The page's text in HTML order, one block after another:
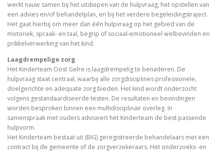
werkt nauw samen bij het uitdiepen van de hulpvraag, het opstellen van
een advies en/of behandelplan, en bij het verdere begeleidingstraject.
Het gaat hierbij om meer dan één hulpvraag op het gebied van de
motoriek, spraak- en taal, begrip of sociaal-emotioneel welbevinden en
prikkelverwerking van het kind.
Laagdrempelige zorg
Het Kinderteam Oost Gelre is laagdrempelig te benaderen. De
hulpvraag staat centraal, waarbij alle zorgdisciplines professionele,
doelgerichte en adequate zorg bieden. Het kind wordt onderzocht
volgens gestandaardiseerde testen. De resultaten en bevindingen
worden besproken binnen een multidisciplinair overleg. In
samenspraak met ouders adviseert het Kinderteam de best passende
hulpvorm.
Het Kinderteam bestaat uit (BIG) geregistreerde behandelaars met een
contract bij de gemeente of de zorgverzekeraars. Het onderzoeks- en